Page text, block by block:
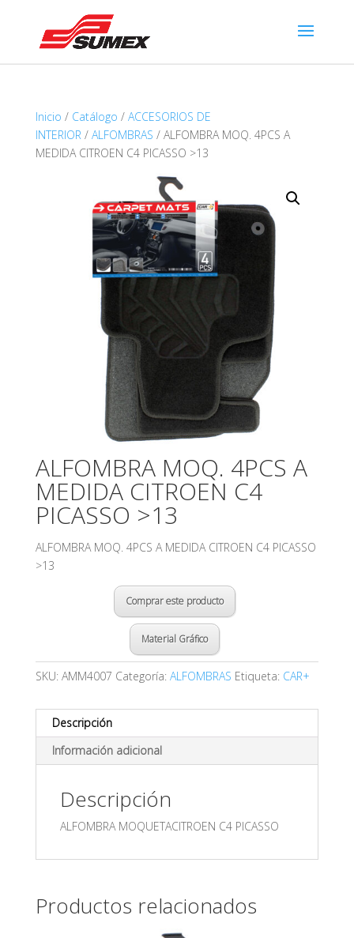
Inicio / Catálogo / ACCESORIOS DE
INTERIOR/ ALFOMBRAS / ALFOMBRA MOQ. 4PCS A
MEDIDA CITROEN C4 PICASSO >13
ALFOMBRA MOQ. 4PCS A
MEDIDA CITROEN C4
PICASSO >13
ALFOMBRA MOQ. 4PCS A MEDIDA CITROEN C4 PICASSO
>13
Comprar este producto
Material Gráfico
SKU: AMM4007 Categoría: ALFOMBRAS Etiqueta: CAR+
Descripción
Información adicional
Descripción
ALFOMBRA MOQUETACITROEN C4 PICASSO
Productos relacionados